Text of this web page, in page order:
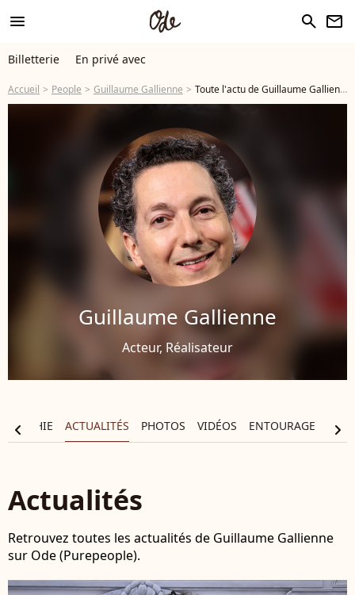
menu search newsletter
Billetterie En privé avec
Accueil People Guillaume Gallienne Toute l'actu de Guillaume Gallienne
Guillaume Gallienne
Acteur, Réalisateur
ACTUALITÉS PHOTOS VIDÉOS ENTOURAGE
chevron_left chevron_right
Actualités
Retrouvez toutes les actualités de Guillaume Gallienne
sur Ode (Purepeople).